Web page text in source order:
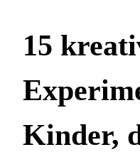
15
Kinder,